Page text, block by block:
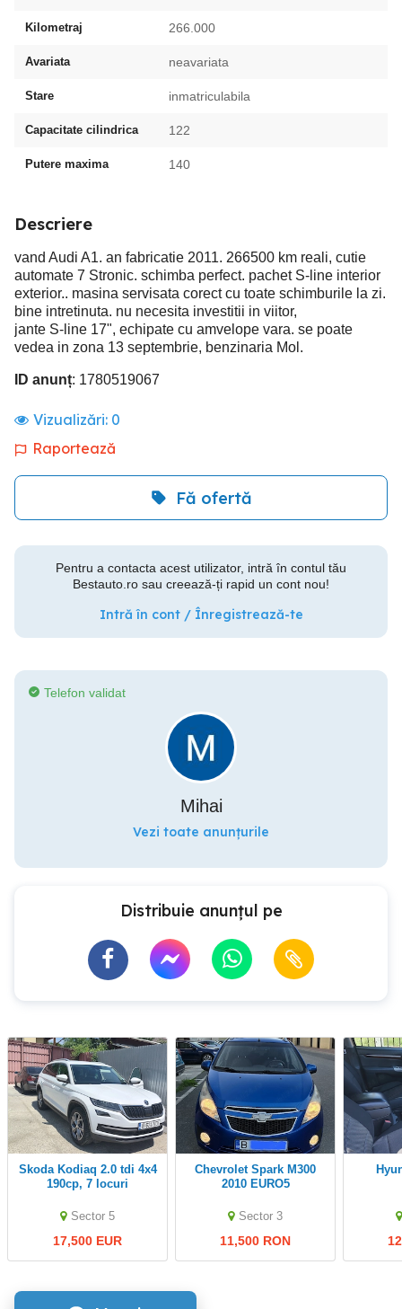
Kilometraj 266.000
Avariata neavariata
Stare inmatriculabila
Capacitate cilindrica 122
Putere maxima 140
Descriere
vand Audi A1. an fabricatie 2011. 266500 km reali, cutie
automate 7 Stronic. schimba perfect. pachet S-line interior
exterior.. masina servisata corect cu toate schimburile la zi.
bine intretinuta. nu necesita investitii in viitor,
jante S-line 17", echipate cu amvelope vara. se poate
vedea in zona 13 septembrie, benzinaria Mol.
ID anunț: 1780519067
Vizualizări: 0
Raportează
Fă ofertă
Pentru a contacta acest utilizator, intră în contul tău
Bestauto.ro sau creează-ți rapid un cont nou!
Intră în cont / Înregistrează-te
Telefon validat
Mihai
Vezi toate anunțurile
Distribuie anunțul pe
Skoda Kodiaq 2.0 tdi 4x4
190cp, 7 locuri
Sector 5
17,500 EUR
Chevrolet Spark M300
2010 EURO5
Sector 3
11,500 RON